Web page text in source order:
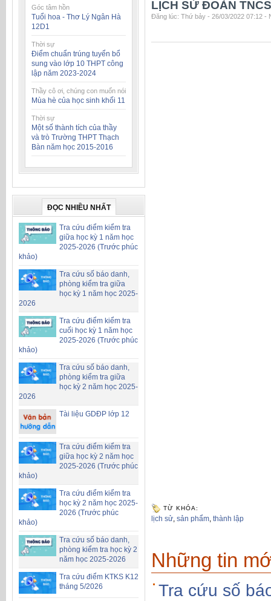
Góc tâm hồn
Tuổi hoa - Thơ Lý Ngân Hà
12D1
Thời sự
Điểm chuẩn trúng tuyển bổ
sung vào lớp 10 THPT công
lập năm 2023-2024
Thầy cô ơi, chúng con muốn nói
Mùa hè của học sinh khối 11
Thời sự
Một số thành tích của thầy
và trò Trường THPT Thạch
Bàn năm học 2015-2016
ĐỌC NHIỀU NHẤT
Tra cứu điểm kiểm tra
giữa học kỳ 1 năm học
2025-2026 (Trước phúc
khảo)
Tra cứu số báo danh,
phòng kiểm tra giữa
học kỳ 1 năm học 2025-
2026
Tra cứu điểm kiểm tra
cuối học kỳ 1 năm học
2025-2026 (Trước phúc
khảo)
Tra cứu số báo danh,
phòng kiểm tra giữa
học kỳ 2 năm học 2025-
2026
Tài liệu GDĐP lớp 12
Tra cứu điểm kiểm tra
giữa học kỳ 2 năm học
2025-2026 (Trước phúc
khảo)
Tra cứu điểm kiểm tra
học kỳ 2 năm học 2025-
2026 (Trước phúc
khảo)
Tra cứu số báo danh,
phòng kiểm tra học kỳ 2
năm học 2025-2026
Tra cứu điểm KTKS K12
tháng 5/2026
LỊCH SỬ ĐOÀN
Đăng lúc: Thứ bảy - 26/03/2022 07:12 -
TỪ KHÓA:
lịch sử, sản phẩm, thành lập
Những tin
Tra cứu số